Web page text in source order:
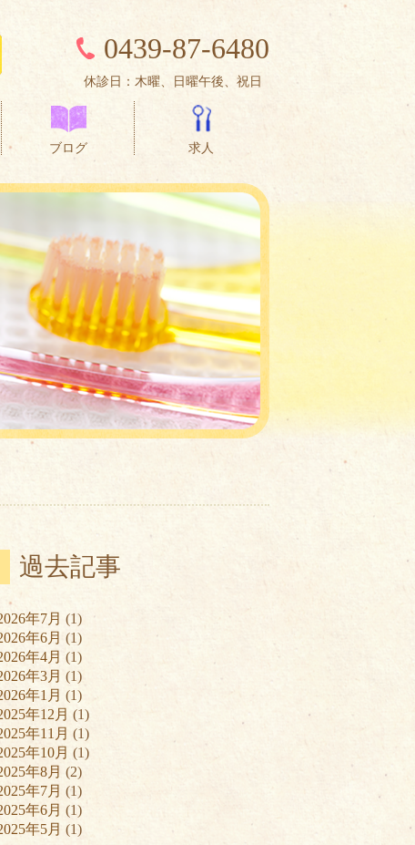
0439-87-6480
休診日：木曜、日曜午後、祝日
ブログ 求人
過去記事
年7月 (1)
年6月 (1)
年4月 (1)
年3月 (1)
年1月 (1)
年12月 (1)
年11月 (1)
年10月 (1)
年8月 (2)
年7月 (1)
年6月 (1)
年5月 (1)